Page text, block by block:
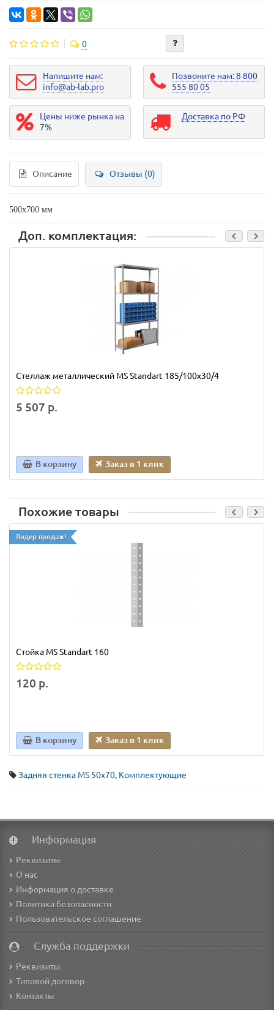
0
Напишите нам:
info@ab-lab.pro
Позвоните нам: 8 800
555 80 05
Цены ниже рынка на
7%
Доставка по РФ
Описание Отзывы (0)
500х700 мм
Доп. комплектация:
Стеллаж металлический MS Standart 185/100x30/4
5 507 р.
В корзину Заказ в 1 клик
Похожие товары
Лидер продаж!
Стойка MS Standart 160
120 р.
В корзину Заказ в 1 клик
Задняя стенка MS 50x70, Комплектующие
Информация
Реквизиты
О нас
Информация о доставке
Политика безопасности
Пользовательское соглашение
Служба поддержки
Реквизиты
Типовой договор
Контакты